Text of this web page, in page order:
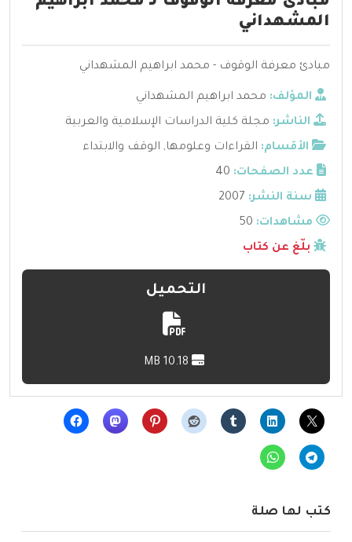
المشهداني
مبادئ معرفة الوقوف - محمد ابراهيم المشهداني
المؤلف: محمد ابراهيم المشهداني
الناشر: مجلة كلية الدراسات الإسلامية والعربية
الأقسام: القراءات وعلومها, الوقف والابتداء
عدد الصفحات: 40
سنة النشر: 2007
مشاهدات:
بلّغ عن كتاب
التحميل
كتب لها صلة